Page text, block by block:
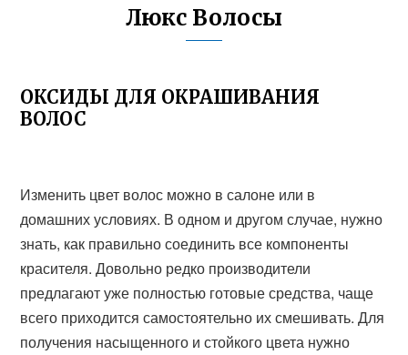
Люкс Волосы
ОКСИДЫ ДЛЯ ОКРАШИВАНИЯ
ВОЛОС
Изменить цвет волос можно в салоне или в
домашних условиях. В одном и другом случае, нужно
знать, как правильно соединить все компоненты
красителя. Довольно редко производители
предлагают уже полностью готовые средства, чаще
всего приходится самостоятельно их смешивать. Для
получения насыщенного и стойкого цвета нужно